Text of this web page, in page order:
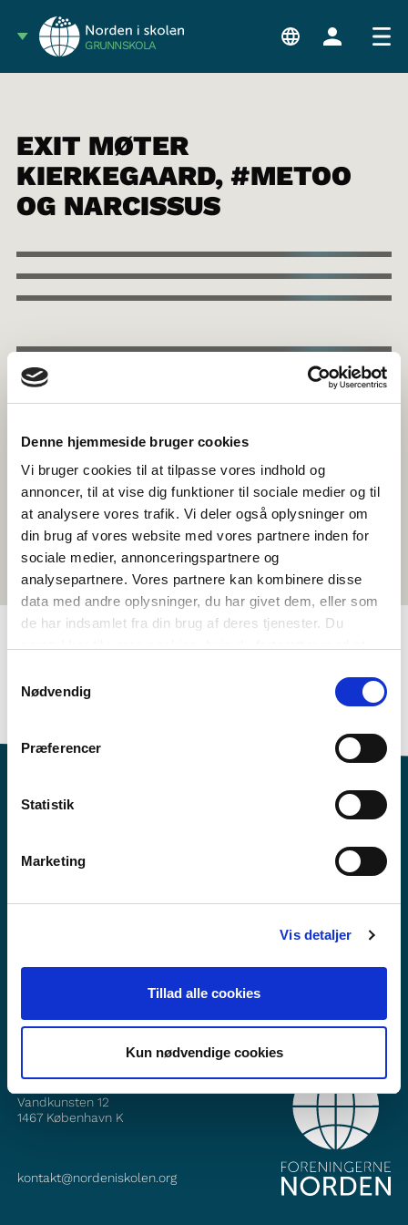
Denne hjemmeside bruger cookies
Vi bruger cookies til at tilpasse vores indhold og
annoncer, til at vise dig funktioner til sociale medier og til
at analysere vores trafik. Vi deler også oplysninger om
din brug af vores website med vores partnere inden for
sociale medier, annonceringspartnere og
analysepartnere. Vores partnere kan kombinere disse
data med andre oplysninger, du har givet dem, eller som
de har indsamlet fra din brug af deres tjenester. Du
Nødvendig
Præferencer
Statistik
Marketing
Vis detaljer
Tillad alle cookies
Kun nødvendige cookies
GRUNNSKOLA
Språk Aktivitetsframlegg
EXIT MØTER
KIERKEGAARD, #METOO
OG NARCISSUS
Vil du vite meir om Norden i skolen?
Abonner på vårt nyheitsbrev
Vandkunsten 12
1467 København K
kontakt@nordeniskolen.org